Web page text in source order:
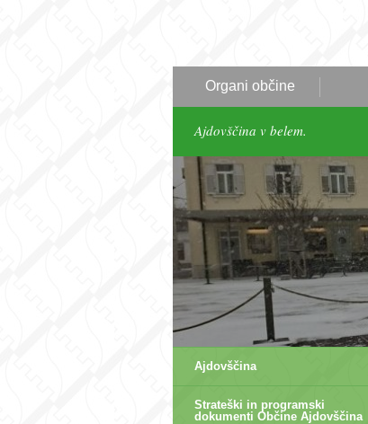
Organi občine
Ajdovščina v belem.
Ajdovščina
Strateški in programski
dokumenti Občine Ajdovščina